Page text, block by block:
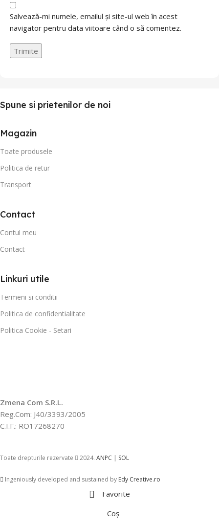
Salvează-mi numele, emailul și site-ul web în acest
navigator pentru data viitoare când o să comentez.
Spune si prietenilor de noi
Magazin
Toate produsele
Politica de retur
Transport
Contact
Contul meu
Contact
Linkuri utile
Termeni si conditii
Politica de confidentialitate
Politica Cookie - Setari
Zmena Com S.R.L.
Reg.Com: J40/3393/2005
C.I.F.: RO17268270
Toate drepturile rezervate 2024. ANPC | SOL
Ingeniously developed and sustained by Edy Creative.ro
Favorite
Coș